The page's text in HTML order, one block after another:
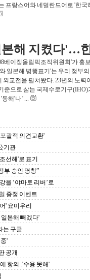
프랑스어와 네덜란드어로 '한국
해 지켰다'…
베이징올림픽조직위원회'가 홍
일본해 병행표기'는 우리 정부
외교전을 펼쳐왔다. 23년의 노력
준으로 삼는 국제수로기구
해'나 ' ...
괄적 의견교환'
기관
선해'로 표기
부 승인 명칭”
을 ‘야마토 리버’로
증정 이벤트
' 요미우리
본해 빼겠다'
는 구글
'
공개
항의..'수용 못해'